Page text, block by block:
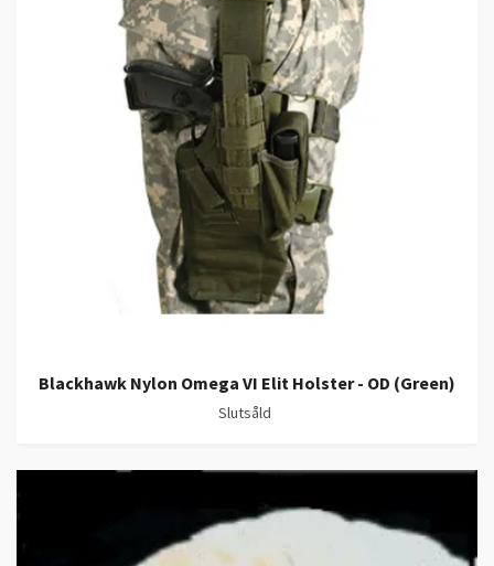
Blackhawk Nylon Omega VI Elit Holster - OD (Green)
Slutsåld